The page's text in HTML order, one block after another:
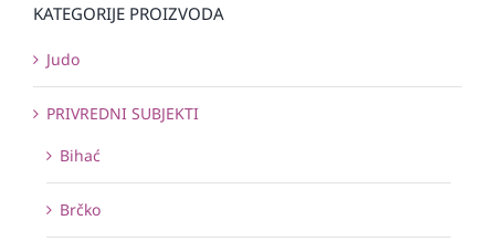
KATEGORIJE PROIZVODA
Judo
PRIVREDNI SUBJEKTI
Bihać
Brčko